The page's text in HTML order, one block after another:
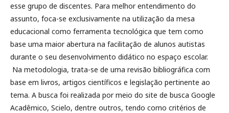
esse grupo de discentes. Para melhor entendimento do
assunto, foca-se exclusivamente na utilização da mesa
educacional como ferramenta tecnológica que tem como
base uma maior abertura na facilitação de alunos autistas
durante o seu desenvolvimento didático no espaço escolar.
Na metodologia, trata-se de uma revisão bibliográfica com
base em livros, artigos científicos e legislação pertinente ao
tema. A busca foi realizada por meio do site de busca Google
Acadêmico, Scielo, dentre outros, tendo como critérios de